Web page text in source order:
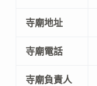
寺廟地址
寺廟電話
寺廟負責人